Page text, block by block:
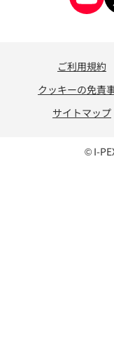
ご利用規約
クッキーの免責
サイトマップ
© I-